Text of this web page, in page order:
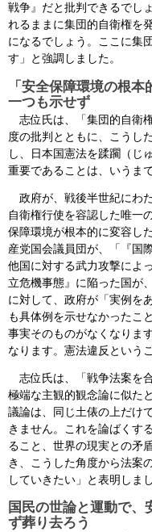
戦争』だと批判できるでし
れるままに集団的自衛権を
になるでしょう。ここに集
す」と強調しました。
「安全保障環境の根
一つも示せず
志位氏は、「集団的自衛
度の批判とともに、こうし
し、日本国憲法を蹂躙（じ
重要であることは、いうま
政府が、戦後半世紀にわ
自衛権行使を容認した唯一
保障環境が根本的に変容し
産党国会議員団が、「『国
他国に対する武力攻撃によ
立危機事態』に陥った国が
に対して、政府が「実例を
も具体例を示せなかったこ
事実そのものがなくなりま
なります。憲法違反という
志位氏は、「戦争法案を
極端な主観的観念論に似た
議論は、同じ土俵の上だけ
きません。これを論ばくす
ること、世界の現実との矛
き、こうした角度から法案
していきたい」と表明しまし
国民の世論と運動で、
ず葬り去ろう